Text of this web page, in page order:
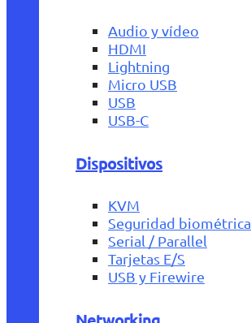
Audio y vídeo
HDMI
Lightning
Micro USB
USB
USB-C
Dispositivos
KVM
Seguridad biométrica
Serial / Parallel
Tarjetas E/S
USB y Firewire